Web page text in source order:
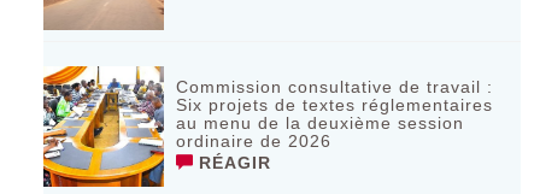
Commission consultative de travail :
Six projets de textes réglementaires
au menu de la deuxième session
ordinaire de 2026
RÉAGIR